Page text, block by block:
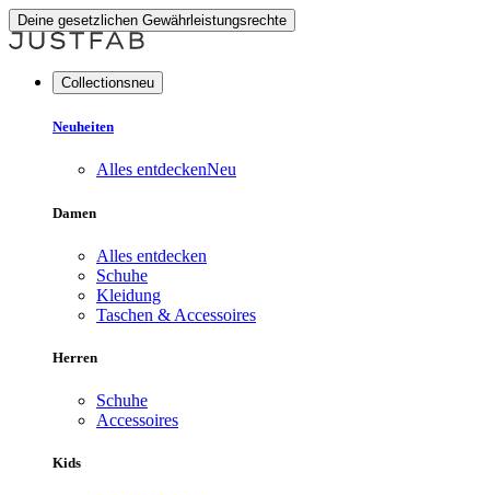
Deine gesetzlichen Gewährleistungsrechte
Collectionsneu
Neuheiten
Alles entdeckenNeu
Damen
Alles entdecken
Schuhe
Kleidung
Taschen & Accessoires
Herren
Schuhe
Accessoires
Kids